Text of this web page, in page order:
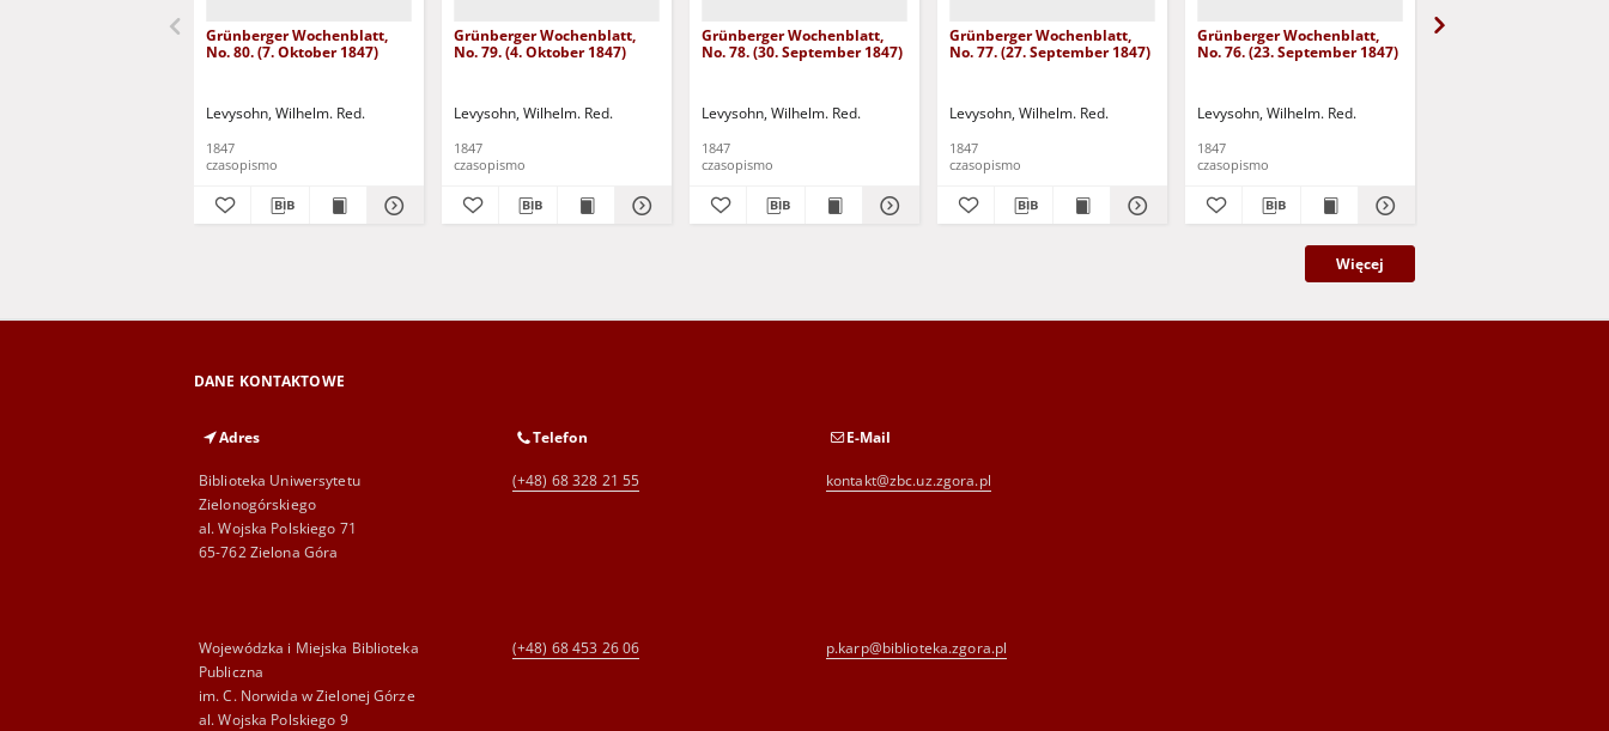
Grünberger Wochenblatt,
No. 80. (7. Oktober 1847)
Levysohn, Wilhelm. Red.
1847
czasopismo
Grünberger Wochenblatt,
No. 79. (4. Oktober 1847)
Levysohn, Wilhelm. Red.
1847
czasopismo
Grünberger Wochenblatt,
No. 78. (30. September 1847)
Levysohn, Wilhelm. Red.
1847
czasopismo
Grünberger Wochenblatt,
No. 77. (27. September 1847)
Levysohn, Wilhelm. Red.
1847
czasopismo
Grünberger Wochenblatt,
No. 76. (23. September 1847)
Levysohn, Wilhelm. Red.
1847
czasopismo
Więcej
DANE KONTAKTOWE
Adres
Biblioteka Uniwersytetu
Zielonogórskiego
al. Wojska Polskiego 71
65-762 Zielona Góra
Telefon
(+48) 68 328 21 55
E-Mail
kontakt@zbc.uz.zgora.pl
Wojewódzka i Miejska Biblioteka
Publiczna
im. C. Norwida w Zielonej Górze
al. Wojska Polskiego 9
(+48) 68 453 26 06 p.karp@biblioteka.zgora.pl